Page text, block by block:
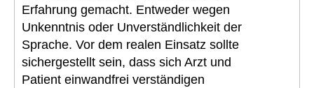
Erfahrung gemacht. Entweder wegen
Unkenntnis oder Unverständlichkeit der
Sprache. Vor dem realen Einsatz sollte
sichergestellt sein, dass sich Arzt und
Patient einwandfrei verständigen